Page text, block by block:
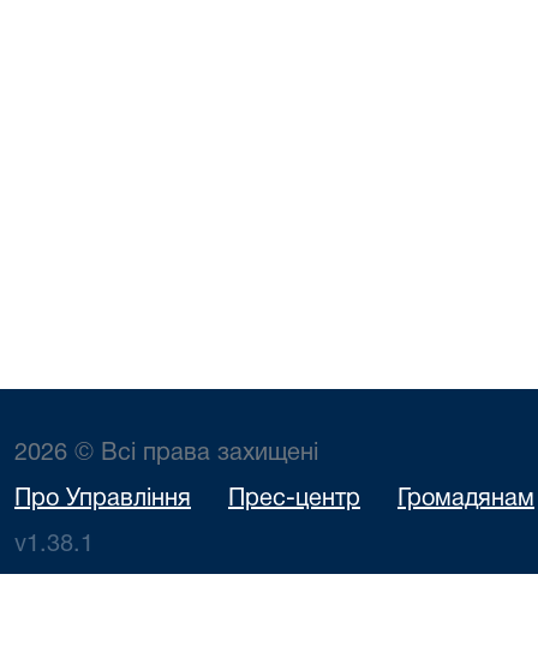
2026 © Всі права захищені
Про Управління Прес-центр Громадянам
v1.38.1